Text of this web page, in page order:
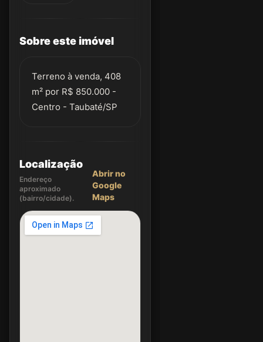
Sobre este imóvel
Terreno à venda, 408
m² por R$ 850.000 -
Centro - Taubaté/SP
Localização
Endereço
aproximado
(bairro/cidade).
Abrir no
Google
Maps